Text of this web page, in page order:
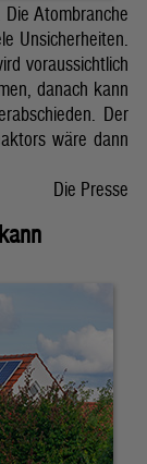
Atombranche
Unsicherheiten.
voraussichtlich
danach kann
Der
wäre dann
Die Presse